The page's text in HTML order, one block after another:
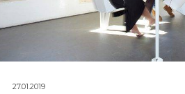
27.01.2019